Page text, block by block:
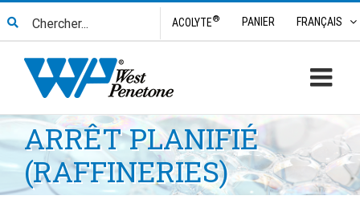
content
for:
ACOLYTE® PANIER FRANÇAIS
ARRÊT PLANIFIÉ
(RAFFINERIES)